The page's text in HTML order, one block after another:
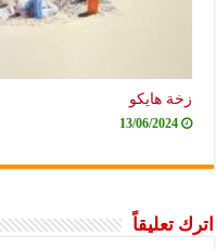
زخة هايكو
13/06/2024
اترك تعليقاً